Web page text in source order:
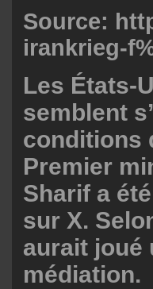
Source:
irankrieg-
Les États-
semblent
conditions
Premier
Sharif a
sur X.
aurait joué
médiation.